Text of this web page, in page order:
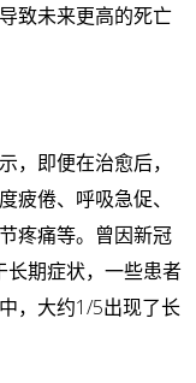
致未来更高的死亡
，即便在治愈后，
疲倦、呼吸急促、
疼痛等。曾因新冠
长期症状，一些患者
，大约1/5出现了长